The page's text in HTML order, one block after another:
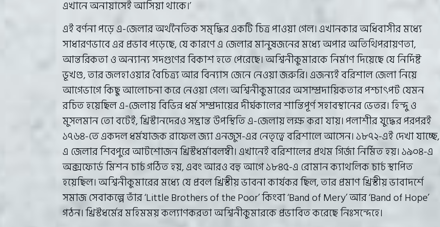
এখানে অনায়াসেই আসিয়া থাকে।’
এই বর্ণনা পড়ে এ-জেলার অর্থনৈতিক সমৃদ্ধির একটি চিত্র পাওয়া গেল। এখানকার অধিবাসীর মধ্যে
সাধারণভাবে এর প্রভাব পড়েছে, যে কারণে এ জেলার মানুষজনের মধ্যে অপার অতিথিপরায়ণতা,
আন্তরিকতা ও অন্যান্য সদগুণের বিকাশ হতে পেরেছে। অশ্বিনীকুমারকে নির্মাণ দিয়েছে যে নির্দিষ্ট
ভূখণ্ড, তার জলহাওয়ার বৈচিত্র্য আর বিন্যাস জেনে নেওয়া জরুরি। এজন্যই বরিশাল জেলা নিয়ে
আগেভাগে কিছু আলোচনা করে নেওয়া গেল। অশ্বিনীকুমারের অসাম্প্রদায়িকতার পশ্চাৎপট যেমন
রচিত হয়েছিল এ-জেলায় বিভিন্ন ধর্ম সম্প্রদায়ের দীর্ঘকালের শান্তিপূর্ণ সহাবস্থানের ভেতর। হিন্দু ও
মুসলমান তো বটেই, খ্রিস্টানদেরও সম্ভ্রান্ত উপস্থিতি এ-জেলায় লক্ষ করা যায়। পলাশীর যুদ্ধের পরপরই
১৭৬৪-তে একদল ধর্মযাজক রাফেল জ্যা এনজুস-এর নেতৃত্বে বরিশালে আসেন। ১৮৭২-এই দেখা যাচ্ছে,
এ জেলার শিবপুরে আটশোজন খ্রিস্টধর্মাবলম্বী। এখানেই বরিশালের প্রথম গির্জা নির্মিত হয়। ১৯০৪-এ
অক্সফোর্ড মিশন চার্চ গঠিত হয়, এবং আরও বহু আগে ১৮৪৫-এ রোমান ক্যাথলিক চার্চ স্থাপিত
হয়েছিল। অশ্বিনীকুমারের মধ্যে যে প্রবল খ্রিস্টীয় ভাবনা কার্যকর ছিল, তার প্রমাণ খ্রিস্টীয় ভাবাদর্শে
সমাজ সেবাকল্পে তাঁর ‘Little Brothers of the Poor’ কিংবা ‘Band of Mery’ আর ‘Band of Hope’
গঠন। খ্রিস্টধর্মের মহিমময় কল্যাণকরতা অশ্বিনীকুমারকে প্রভাবিত করেছে নিঃসন্দেহে।